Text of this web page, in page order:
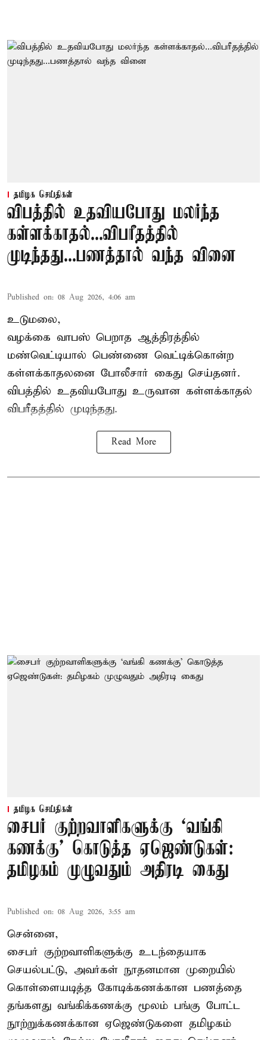
தமிழக செய்திகள்
விபத்தில் உதவியபோது மலர்ந்த
கள்ளக்காதல்...விபரீதத்தில்
முடிந்தது...பணத்தால் வந்த வினை
Published on: 08 Aug 2026, 4:06 am
உடுமலை,
வழக்கை வாபஸ் பெறாத ஆத்திரத்தில்
மண்வெட்டியால் பெண்ணை வெட்டிக்கொன்ற
கள்ளக்காதலனை போலீசார் கைது செய்தனர்.
விபத்தில் உதவியபோது உருவான கள்ளக்காதல்
விபரீதத்தில் முடிந்தது.
Read More
தமிழக செய்திகள்
சைபர் குற்றவாளிகளுக்கு ‘வங்கி
கணக்கு’ கொடுத்த ஏஜெண்டுகள்:
தமிழகம் முழுவதும் அதிரடி கைது
Published on: 08 Aug 2026, 3:55 am
சென்னை,
சைபர் குற்றவாளிகளுக்கு உடந்தையாக
செயல்பட்டு, அவர்கள் நூதனமான முறையில்
கொள்ளையடித்த கோடிக்கணக்கான பணத்தை
தங்களது வங்கிக்கணக்கு மூலம் பங்கு போட்ட
நூற்றுக்கணக்கான ஏஜெண்டுகளை தமிழகம்